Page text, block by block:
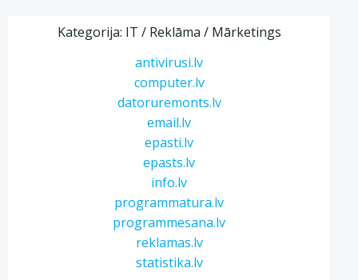
Kategorija: IT / Reklāma / Mārketings
antivirusi.lv
computer.lv
datoruremonts.lv
email.lv
epasti.lv
epasts.lv
info.lv
programmatura.lv
programmesana.lv
reklamas.lv
statistika.lv